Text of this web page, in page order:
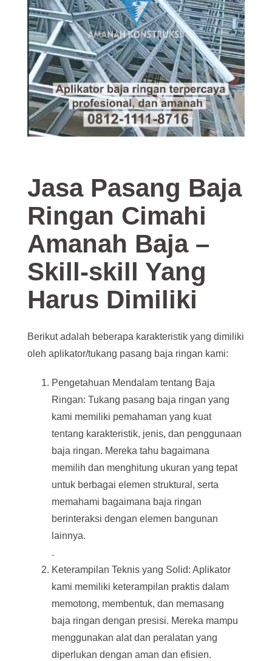
Jasa Pasang Baja
Ringan Cimahi
Amanah Baja –
Skill-skill Yang
Harus Dimiliki
Berikut adalah beberapa karakteristik yang dimiliki
oleh aplikator/tukang pasang baja ringan kami:
Pengetahuan Mendalam tentang Baja
Ringan: Tukang pasang baja ringan yang
kami memiliki pemahaman yang kuat
tentang karakteristik, jenis, dan penggunaan
baja ringan. Mereka tahu bagaimana
memilih dan menghitung ukuran yang tepat
untuk berbagai elemen struktural, serta
memahami bagaimana baja ringan
berinteraksi dengan elemen bangunan
lainnya.
.
Keterampilan Teknis yang Solid: Aplikator
kami memiliki keterampilan praktis dalam
memotong, membentuk, dan memasang
baja ringan dengan presisi. Mereka mampu
menggunakan alat dan peralatan yang
diperlukan dengan aman dan efisien.